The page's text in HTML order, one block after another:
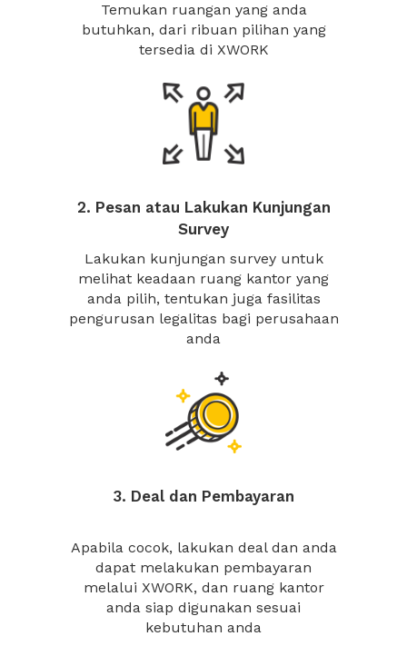
Temukan ruangan yang anda
butuhkan, dari ribuan pilihan yang
tersedia di XWORK
2. Pesan atau Lakukan Kunjungan
Survey
Lakukan kunjungan survey untuk
melihat keadaan ruang kantor yang
anda pilih, tentukan juga fasilitas
pengurusan legalitas bagi perusahaan
anda
3. Deal dan Pembayaran
Apabila cocok, lakukan deal dan anda
dapat melakukan pembayaran
melalui XWORK, dan ruang kantor
anda siap digunakan sesuai
kebutuhan anda